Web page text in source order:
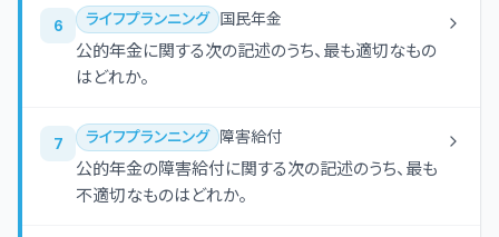
はすべて満たしているものとする。
6 ライフプランニング 国民年金
公的年金に関する次の記述のうち、最も適切なもの
はどれか。
7 ライフプランニング 障害給付
公的年金の障害給付に関する次の記述のうち、最も
不適切なものはどれか。